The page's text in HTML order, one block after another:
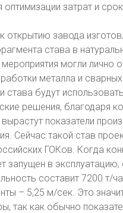
оптимизации затрат и
открытию завода
става в
могли лично
металла и
става будут
решения, благодаря
показатели
Сейчас такой став
ГОКов. Когда
запущен в эксплуатацию,
составит 7200 т/
– 5,25 м/сек. Это
так как обычно